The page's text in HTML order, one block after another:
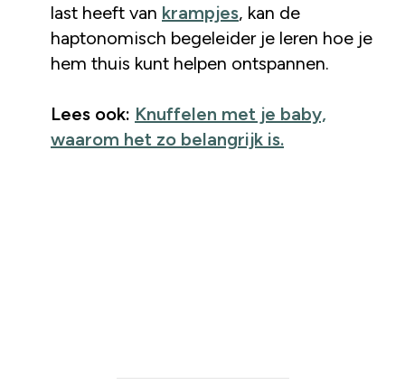
last heeft van krampjes, kan de
haptonomisch begeleider je leren hoe je
hem thuis kunt helpen ontspannen.
Lees ook: Knuffelen met je baby,
waarom het zo belangrijk is.